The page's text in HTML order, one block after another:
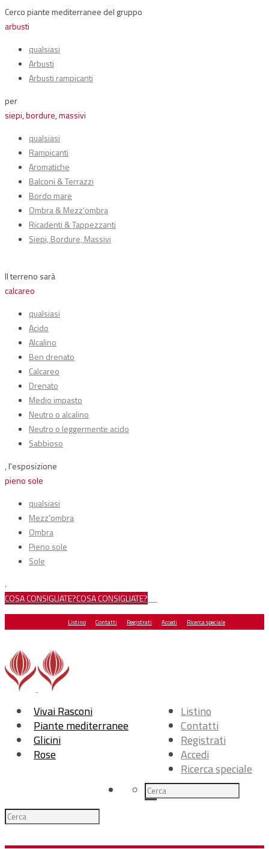
Cerco piante mediterranee del gruppo
arbusti
qualsiasi
Arbusti
Arbusti rampicanti
per
siepi, bordure, massivi
qualsiasi
Rampicanti
Aromatiche
Balconi & Terrazzi
Bordo mare
Ombra & Mezz'ombra
Ricadenti & Tappezzanti
Siepi, Bordure, Massivi
Il terreno sarà
calcareo
qualsiasi
Acido
Alcalino
Ben drenato
Calcareo
Drenato
Medio impasto
Neutro o alcalino
Neutro o leggermente acido
Sabbioso
, l'esposizione
pieno sole
qualsiasi
Mezz'ombra
Ombra
Pieno sole
Sole
.
COSA CONSIGLIATE?COSA CONSIGLIATE?
Listino Contatti Registrati Accedi Ricerca speciale
Listino
Contatti
Registrati
Accedi
Ricerca speciale
Vivai Rasconi
Piante mediterranee
Glicini
Rose